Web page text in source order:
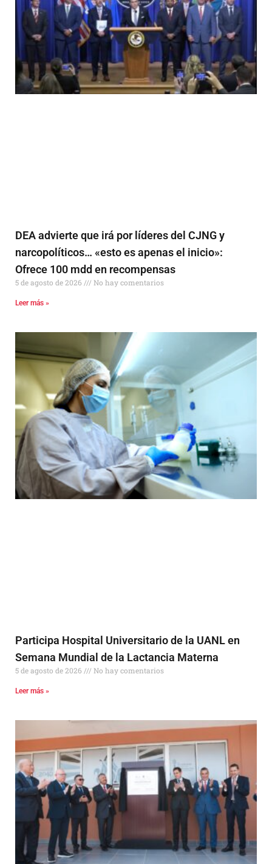
DEA advierte que irá por líderes del CJNG y
narcopolíticos… «esto es apenas el inicio»:
Ofrece 100 mdd en recompensas
5 de agosto de 2026 No hay comentarios
Leer más »
Participa Hospital Universitario de la UANL en
Semana Mundial de la Lactancia Materna
5 de agosto de 2026 No hay comentarios
Leer más »